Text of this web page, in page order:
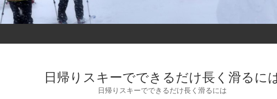
日帰りスキーでできるだけ長く滑るに
日帰りスキーでできるだけ長く滑るには